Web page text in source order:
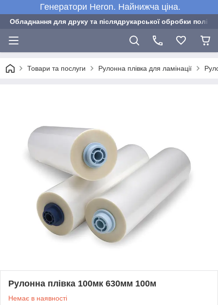
Генератори Heron. Найнижча ціна.
Обладнання для друку та післядрукарської обробки
Товари та послуги Рулонна плівка для ламінації
Рулонна плівка 100мк 630мм 100м
Немає в наявності